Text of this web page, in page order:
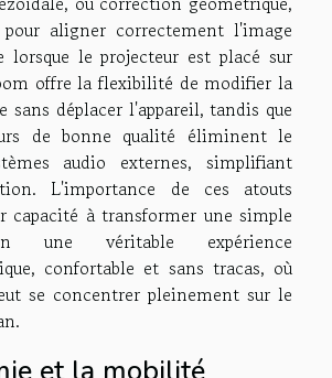
aligner correctement l'image
lorsque le projecteur est placé sur
offre la flexibilité de modifier la
déplacer l'appareil, tandis que
de bonne qualité éliminent le
audio externes, simplifiant
L'importance de ces atouts
capacité à transformer une simple
une véritable expérience
confortable et sans tracas, où
se concentrer pleinement sur le